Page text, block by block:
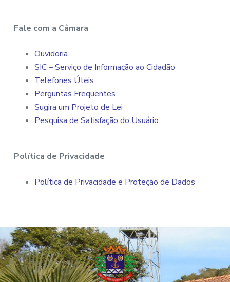
Fale com a Câmara
Ouvidoria
SIC – Serviço de Informação ao Cidadão
Telefones Úteis
Perguntas Frequentes
Sugira um Projeto de Lei
Pesquisa de Satisfação do Usuário
Política de Privacidade
Política de Privacidade e Proteção de Dados